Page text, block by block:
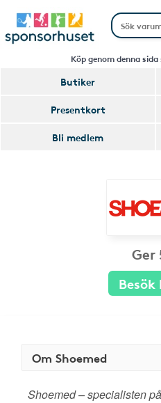
Köp genom denna
Butiker
Presentkort
Bli medlem
Ger
Om Shoemed
Shoemed – specialisten